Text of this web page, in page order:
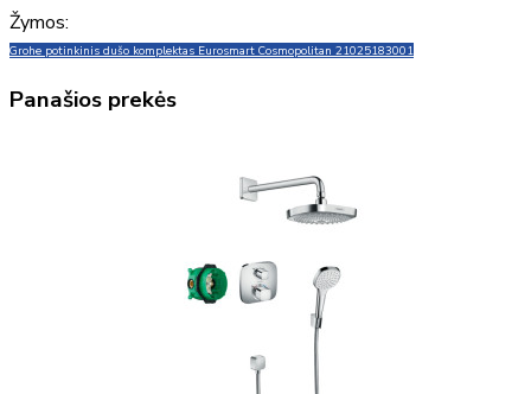
Žymos:
Grohe potinkinis dušo komplektas Eurosmart Cosmopolitan 21025183001
Panašios prekės